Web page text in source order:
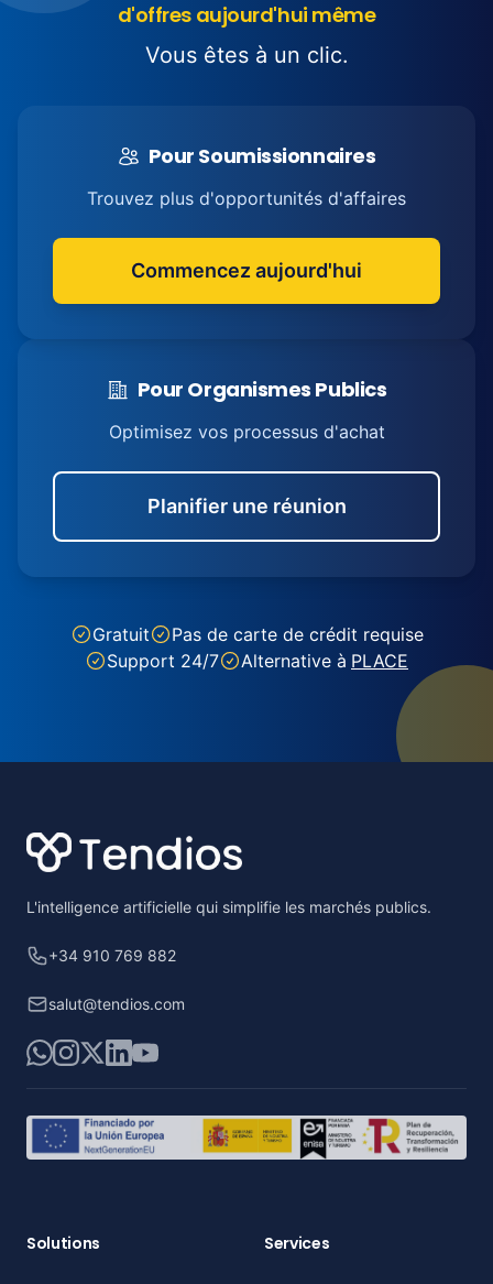
d'offres aujourd'hui même
Vous êtes à un clic.
Pour Soumissionnaires
Trouvez plus d'opportunités d'affaires
Commencez aujourd'hui
Pour Organismes Publics
Optimisez vos processus d'achat
Planifier une réunion
Gratuit
Pas de carte de crédit requise
Support 24/7
Alternative à PLACE
L'intelligence artificielle qui simplifie les marchés publics.
+34 910 769 882
salut@tendios.com
WhatsApp
Instagram
X LinkedIn
YouTube
Solutions Services